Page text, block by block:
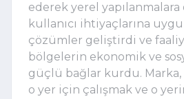
ederek yerel yapılanmalara
kullanıcı ihtiyaçlarına
çözümler geliştirdi ve
bölgelerin ekonomik ve
güçlü bağlar kurdu. Marka,
o yer için çalışmak ve o